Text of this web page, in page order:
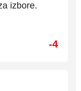
izbore.
-4